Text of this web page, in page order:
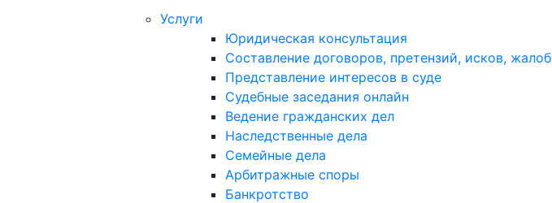
Услуги
Юридическая консультация
Составление договоров, претензий, исков, жалоб
Представление интересов в суде
Судебные заседания онлайн
Ведение гражданских дел
Наследственные дела
Семейные дела
Арбитражные споры
Банкротство